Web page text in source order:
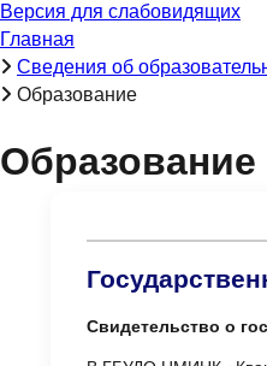
Версия для слабовидящих
Главная
Сведения об
Образование
Образование
Свидетельство о